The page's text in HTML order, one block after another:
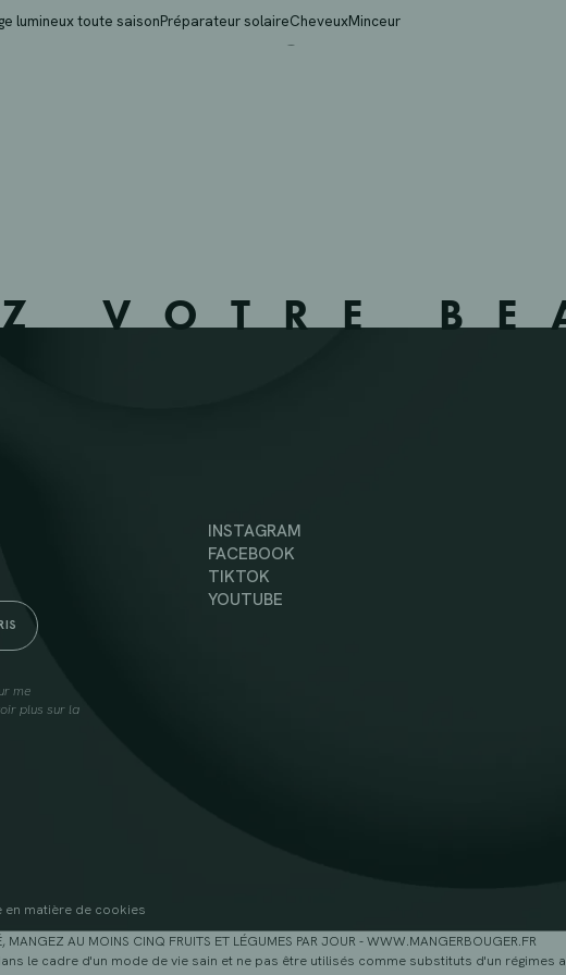
lumineux toute saisonPréparateur solaireCheveuxMinceur
150 – ZEMST – 239801
VOTRE
me
plus sur la
INSTAGRAM
FACEBOOK
TIKTOK
YOUTUBE
en matière de cookies
MANGEZ AU MOINS CINQ FRUITS ET LÉGUMES PAR JOUR - WWW.MANGERBOUGER.FR
le cadre d'un mode de vie sain et ne pas être utilisés comme substituts d'un régimes